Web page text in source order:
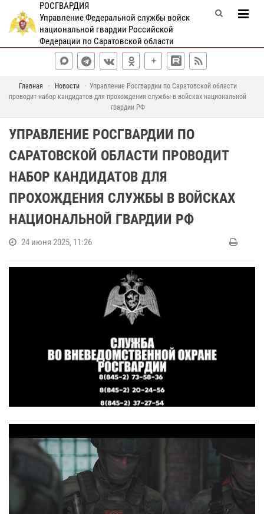
РОСГВАРДИЯ
Управление Федеральной службы войск
национальной гвардии Российской
Федерации по Саратовской области
Главная Новости
Управление Росгвардии по Саратовской области
проводит набор кандидатов для прохождения службы в войсках национальной
гвардии РФ
УПРАВЛЕНИЕ РОСГВАРДИИ ПО
САРАТОВСКОЙ ОБЛАСТИ ПРОВОДИТ
НАБОР КАНДИДАТОВ ДЛЯ
ПРОХОЖДЕНИЯ СЛУЖБЫ В ВОЙСКАХ
НАЦИОНАЛЬНОЙ ГВАРДИИ РФ
24 июня 2025, 11:26